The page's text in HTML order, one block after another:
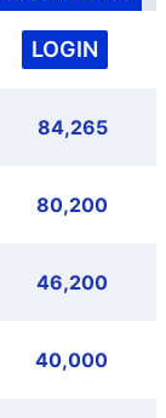
LOGIN
84,265
80,200
46,200
40,000